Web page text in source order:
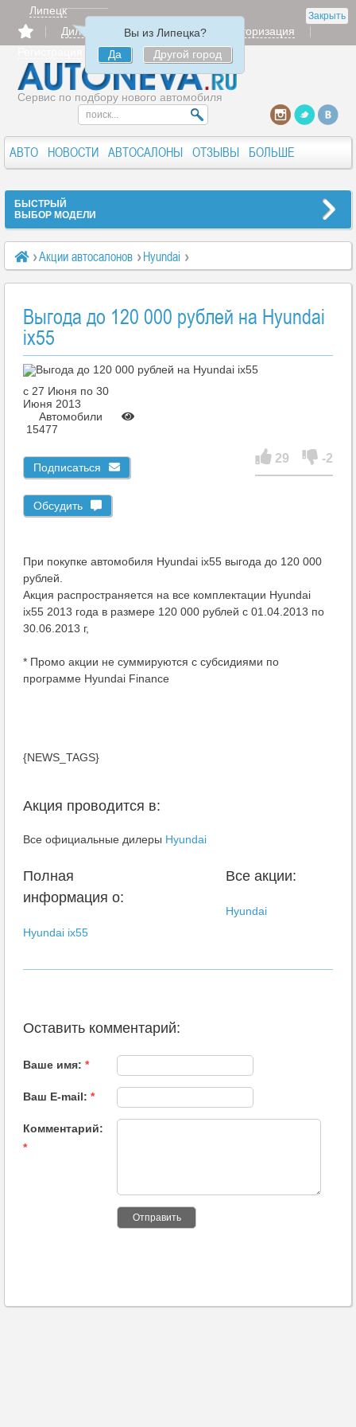
Закрыть
Липецк
Вы из Липецка?
Да
Другой город
Дилерам Продать
Авторизация
Сервис по подбору нового автомобиля
АВТО НОВОСТИ АВТОСАЛОНЫ ОТЗЫВЫ БОЛЬШЕ
БЫСТРЫЙ
ВЫБОР МОДЕЛИ
Акции автосалонов
Hyundai
Выгода до 120 000 рублей на Hyundai ix55
Выгода до 120 000 рублей на Hyundai
ix55
c 27 Июня по 30
Июня 2013
Автомобили
15477
Подписаться
Обсудить
29 -2
При покупке автомобиля Hyundai ix55 выгода до 120 000
рублей.
Акция распространяется на все комплектации Hyundai
ix55 2013 года в размере 120 000 рублей с 01.04.2013 по
30.06.2013 г,
* Промо акции не суммируются с субсидиями по
программе Hyundai Finance
{NEWS_TAGS}
Акция проводится в:
Все официальные дилеры Hyundai
Полная
информация о:
Hyundai ix55
Все акции:
Hyundai
Оставить комментарий:
Ваше имя: *
Ваш E-mail: *
Комментарий:
*
Отправить